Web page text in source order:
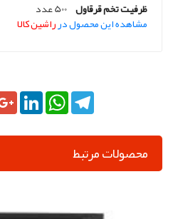
ظرفیت تخم قرقاول 500 عدد
مشاهده این محصول درراشین کالا
Google+LinkedInWhatsApp
محصولات مرتبط